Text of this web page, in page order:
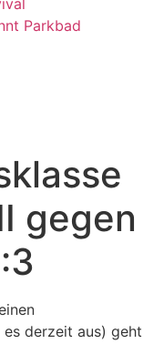
Parkbad
gegen
derzeit aus) geht